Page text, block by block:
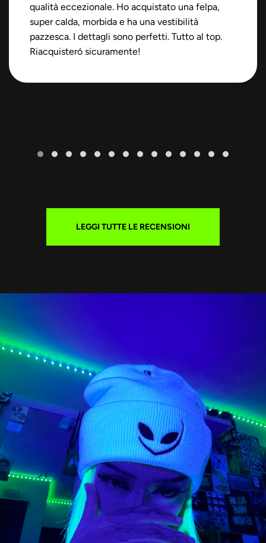
qualità eccezionale. Ho acquistato una felpa,
super calda, morbida e ha una vestibilità
pazzesca. I dettagli sono perfetti. Tutto al top.
Riacquisteró sicuramente!
LEGGI TUTTE LE RECENSIONI